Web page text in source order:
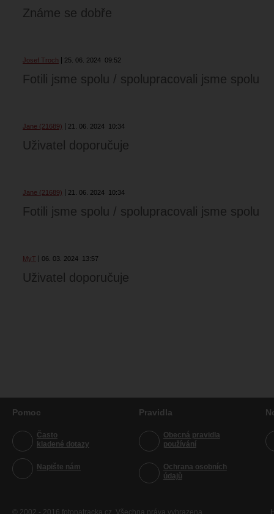
Známe se dobře
Josef Troch 25. 06. 2024 09:52
Fotili jsme spolu / spolupracovali jsme spolu
Jane (21689) 21. 06. 2024 10:34
Uživatel doporučuje
Jane (21689) 21. 06. 2024 10:34
Fotili jsme spolu / spolupracovali jsme spolu
MyT 06. 03. 2024 13:57
Uživatel doporučuje
Pomoc
Často
kladené dotazy
Napište nám
Pravidla
Obecná pravidla
používání
Ochrana osobních
údajů
© 2002 - 2016 fotopatracka.cz. Všechna práva vyhrazena